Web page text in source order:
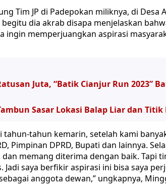
Tim JP di Padepokan miliknya, di Desa
dia akrab disapa menjelaskan
ingin memperjuangkan aspirasi
Juta, “Batik Cianjur Run 2023”
Sasar Lokasi Balap Liar dan
tahun-tahun kemarin, setelah kami
Pimpinan DPRD, Bupati dan lainnya.
memang diterima dengan baik. Tapi
Jadi saya berfikir aspirasi ini bisa saya
anggota dewan,” ungkapnya,